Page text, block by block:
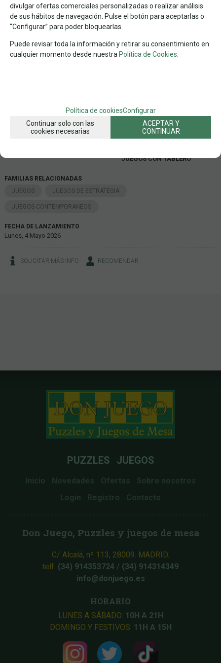
misteriosa isla de Catán está a punto de empezar.
EN STOCK Entrega 24/48 h
unidades
AÑADIR A CESTA
JUEGOS CON TABLERO
FAMILIAS RELACIONADAS
JUEGOS
JUEGOS DE ESTRATEGIA
JUEGOS CONTEMPORANEOS
FECHA DE LANZAMIENTO
Lunes, 4 Mayo 2026
SOLICITAR MÁS INFO RECOMENDAR
PUZZLES JUEGOS
Inicio Novedades Ofertas
Sobre nosotros
Login
Registro Contacto
Don Juego, Puzzles y juegos de mesa
C/ Alcalá, nº 113, 28009. MADRID.
telf: (34) 914353724 / (34) 914314349
info@donjuego.es
HORARIO
LUNES A SÁBADO: 10H A 21H
DOMINGO Y FESTIVOS: 11H A 15H
divulgar ofertas comerciales personalizadas o realizar análisis
de sus hábitos de navegación. Pulse el botón para aceptarlas o
“Configurar” para poder bloquearlas.
Puede revisar toda la información y retirar su consentimiento en
cualquier momento desde nuestra Política de Cookies
Política de cookiesConfigurar
Continuar solo con las
cookies necesarias
ACEPTAR Y
CONTINUAR